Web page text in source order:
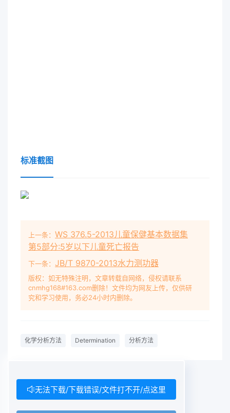
标准截图
上一条： WS 376.5-2013儿童保健基本数据集
第5部分:5岁以下儿童死亡报告
下一条： JB/T 9870-2013水力测功器
版权：如无特殊注明，文章转载自网络，侵权请联系
cnmhg168#163.com删除！文件均为网友上传，仅供研
究和学习使用，务必24小时内删除。
化学分析方法 Determination 分析方法
无法下载/下载错误/文件打不开/点这里